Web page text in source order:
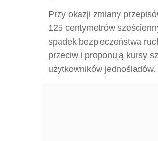
Przy okazji zmiany
125 centymetrów
spadek bezpieczeństwa
przeciw i proponują kursy
użytkowników jednośladów.